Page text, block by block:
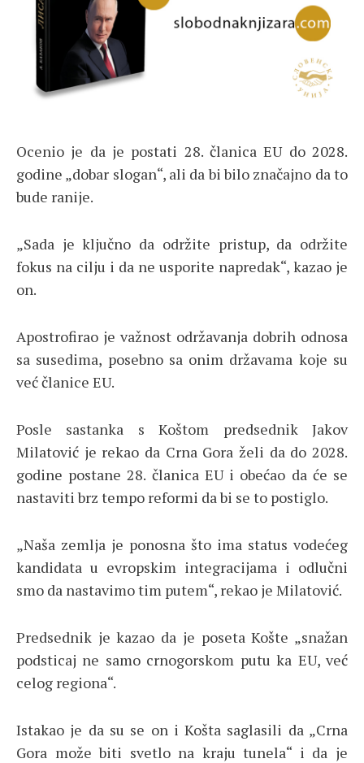
Ocenio je da je postati 28. članica EU do 2028.
godine „dobar slogan“, ali da bi bilo značajno da to
bude ranije.
„Sada je ključno da održite pristup, da održite
fokus na cilju i da ne usporite napredak“, kazao je
on.
Apostrofirao je važnost održavanja dobrih odnosa
sa susedima, posebno sa onim državama koje su
već članice EU.
Posle sastanka s Koštom predsednik Jakov
Milatović je rekao da Crna Gora želi da do 2028.
godine postane 28. članica EU i obećao da će se
nastaviti brz tempo reformi da bi se to postiglo.
„Naša zemlja je ponosna što ima status vodećeg
kandidata u evropskim integracijama i odlučni
smo da nastavimo tim putem“, rekao je Milatović.
Predsednik je kazao da je poseta Košte „snažan
podsticaj ne samo crnogorskom putu ka EU, već
celog regiona“.
Istakao je da su se on i Košta saglasili da „Crna
Gora može biti svetlo na kraju tunela“ i da je